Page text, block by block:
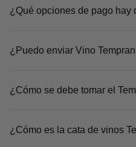
¿Qué opciones de pago hay
¿Puedo enviar Vino
¿Cómo se debe tomar el
¿Cómo es la cata de vinos